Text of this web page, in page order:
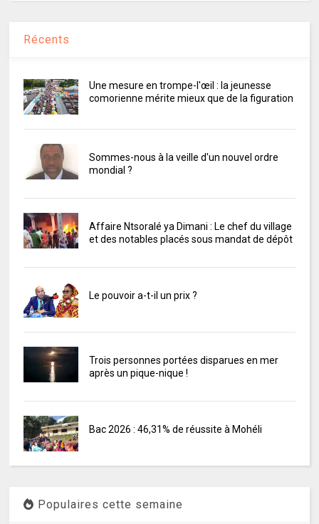
Récents
Une mesure en trompe-l'œil : la jeunesse
comorienne mérite mieux que de la figuration
Sommes-nous à la veille d'un nouvel ordre
mondial ?
Affaire Ntsoralé ya Dimani : Le chef du village
et des notables placés sous mandat de dépôt
Le pouvoir a-t-il un prix ?
Trois personnes portées disparues en mer
après un pique-nique !
Bac 2026 : 46,31% de réussite à Mohéli
Populaires cette semaine